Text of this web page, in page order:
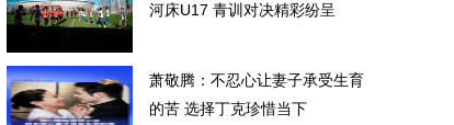
河床U17 青训对决精彩纷呈
萧敬腾：不忍心让妻子承受生育
的苦 选择丁克珍惜当下